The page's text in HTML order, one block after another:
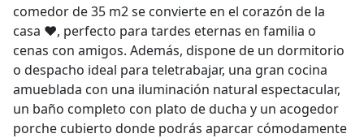
comedor de 35 m2 se convierte en el corazón de la
casa ❤️, perfecto para tardes eternas en familia o
cenas con amigos. Además, dispone de un dormitorio
o despacho ideal para teletrabajar, una gran cocina
amueblada con una iluminación natural espectacular,
un baño completo con plato de ducha y un acogedor
porche cubierto donde podrás aparcar cómodamente